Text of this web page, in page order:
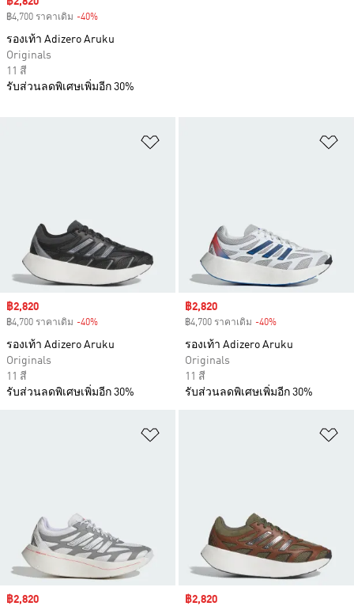
Sale price
฿2,820
฿4,700 ราคาเดิม -40%
รองเท้า Adizero Aruku
Originals
11 สี
รับส่วนลดพิเศษเพิ่มอีก 30%
Sale price
฿2,820
฿4,700 ราคาเดิม -40%
รองเท้า Adizero Aruku
Originals
11 สี
รับส่วนลดพิเศษเพิ่มอีก 30%
Sale price
฿2,820 Sale price
฿2,820
฿4,700 ราคาเดิม -40%
รองเท้า Adizero Aruku
Originals
11 สี
รับส่วนลดพิเศษเพิ่มอีก 30%